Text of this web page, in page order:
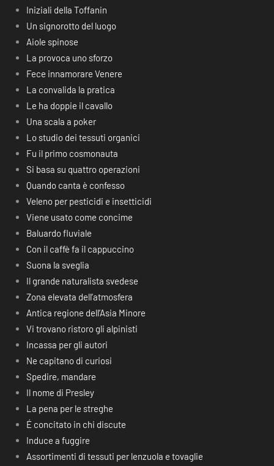
Iniziali della Toffanin
Un signorotto del luogo
Aiole spinose
La provoca uno sforzo
Fece innamorare Venere
La convalida la pratica
Le ha doppie il cavallo
Una scala a poker
Lo studio dei tessuti organici
Fu il primo cosmonauta
Si basa su quattro operazioni
Quando canta è confesso
Veleno per pesticidi e insetticidi
Viene usato come concime
Baluardo fluviale
Con il caffè fa il cappuccino
Suona la sveglia
Il grande naturalista svedese
Zona elevata dell’atmosfera
Antica regione dell’Asia Minore
Vi trovano ristoro gli alpinisti
Incassa per gli autori
Ne capitano di curiosi
Spedire, mandare
Il nome di Presley
La pena per le streghe
É concitato in chi discute
Induce a fuggire
Assortimenti di tessuti per lenzuola e tovaglie